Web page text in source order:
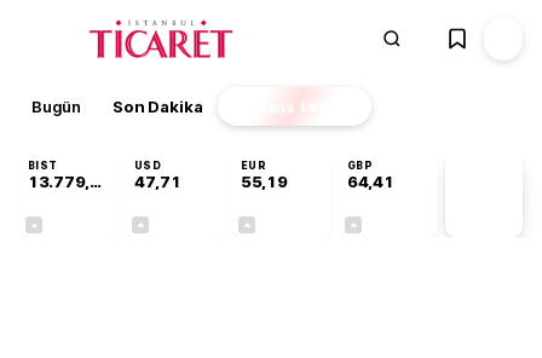
Bugün Son Dakika Finans EKSTRA
BIST
13.779,39
USD
47,71
EUR
55,19
GBP
64,41